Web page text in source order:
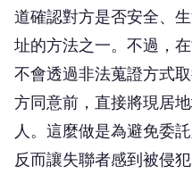
道確認對方是否安全、
址的方法之一。不過，
不會透過非法蒐證方式
方同意前，直接將現居
人。這麼做是為避免委
反而讓失聯者感到被侵